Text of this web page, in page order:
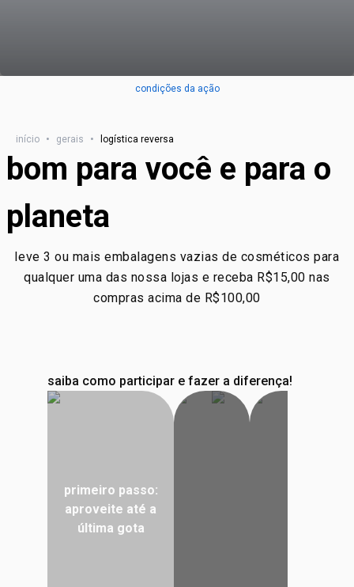
condições da ação
início • gerais • logística reversa
bom para você e para o
planeta
leve 3 ou mais embalagens vazias de cosméticos para
qualquer uma das nossa lojas e receba R$15,00 nas
compras acima de R$100,00
saiba como participar e fazer a diferença!
primeiro passo:
aproveite até a
última gota